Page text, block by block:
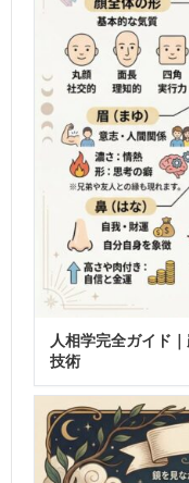
人相学完全ガイド
技術